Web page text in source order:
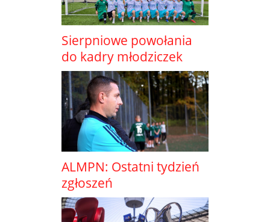
Sierpniowe powołania
do kadry młodziczek
ALMPN: Ostatni tydzień
zgłoszeń